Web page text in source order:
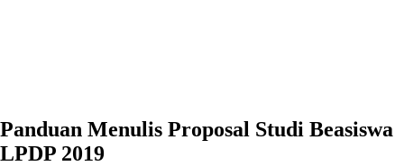
Panduan Menulis Proposal Studi Beasiswa
LPDP 2019